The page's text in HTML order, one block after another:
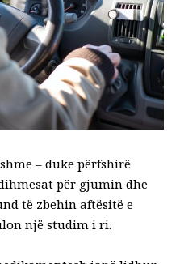
– duke përfshirë
për gjumin dhe
të zbehin aftësitë e
një studim i ri.